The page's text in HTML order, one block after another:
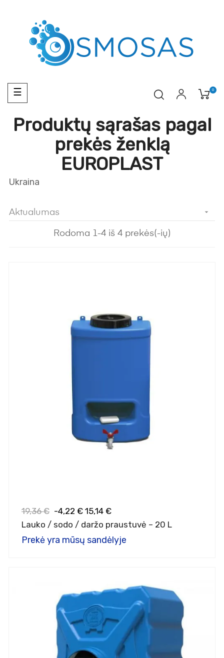
Toggle
navigation
☰ 0
Produktų sąrašas pagal
prekės ženklą
EUROPLAST
Ukraina
Aktualumas 
Rodoma 1-4 iš 4 prekės(-ių)
19,36 € -4,22 € 15,14 €
Lauko / sodo / daržo praustuvė – 20 L
Prekė yra mūsų sandėlyje